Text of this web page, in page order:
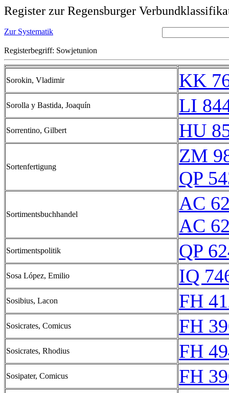
Register zur Regensburger
Zur Systematik
Registerbegriff: Sowjetunion
Sorokin, Vladimir KK
Sorolla y Bastida, Joaquín LI
Sorrentino, Gilbert HU
Sortenfertigung
ZM
QP
Sortimentsbuchhandel
AC
AC
Sortimentspolitik QP
Sosa López, Emilio IQ
Sosibius, Lacon FH
Sosicrates, Comicus FH
Sosicrates, Rhodius FH
Sosipater, Comicus FH